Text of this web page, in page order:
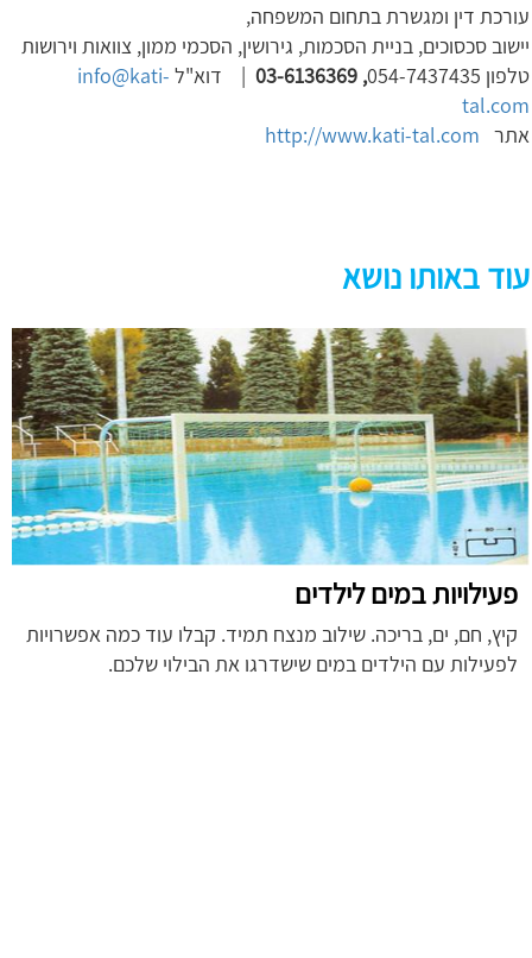
עורכת דין ומגשרת בתחום המשפחה,
יישוב סכסוכים, בניית הסכמות, גירושין, הסכמי ממון, צוואות וירושות
טלפון 054-7437435
, 03-6136369 | דוא"ל info@kati-
tal.com
אתר http://www.kati-tal.com
עוד באותו נושא
פעילויות במים לילדים
קיץ, חם, ים, בריכה. שילוב מנצח תמיד. קבלו עוד כמה אפשרויות
לפעילות עם הילדים במים שישדרגו את הבילוי שלכם.